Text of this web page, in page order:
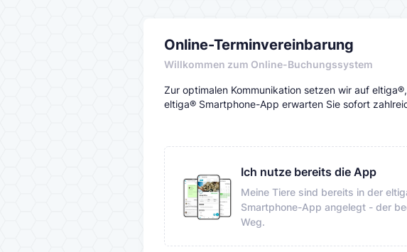
Online-Terminvereinbarung
Willkommen zum Online-Buchungssystem
Zur optimalen Kommunikation setzen wir auf
eltiga® Smartphone-App erwarten Sie sofort
Ich nutze bereits die App
Meine Tiere sind bereits in der
Smartphone-App angelegt - der
Weg.